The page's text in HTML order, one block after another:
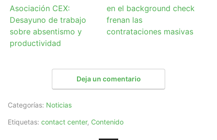
Asociación CEX:
Desayuno de trabajo
sobre absentismo y
productividad
en el background check
frenan las
contrataciones masivas
Deja un comentario
Categorías: Noticias
Etiquetas: contact center, Contenido